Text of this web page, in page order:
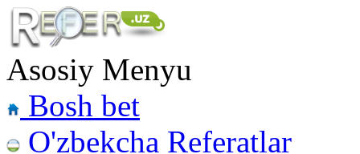
Asosiy Menyu
Bosh bet
O'zbekcha Referatlar